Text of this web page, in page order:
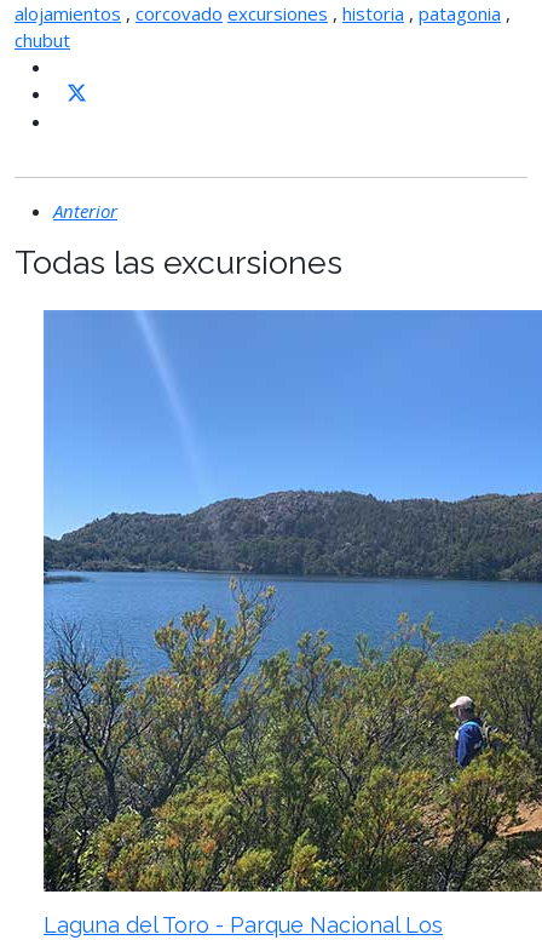
alojamientos , corcovado excursiones , historia , patagonia ,
chubut
Anterior
Todas las excursiones
Laguna del Toro - Parque Nacional Los